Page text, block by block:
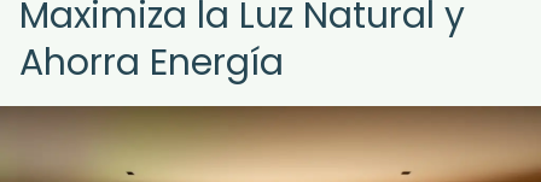
Maximiza la Luz Natural y
Ahorra Energía